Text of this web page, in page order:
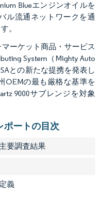
Blueエンジンオイルを
ル流通ネットワークを通
。
マーケット商品・サービス
System（Mighty Auto
との新たな提携を発表し
OEMの最も厳格な基準を
9000サブレンジを対象
ポートの目次
要調査結果
義